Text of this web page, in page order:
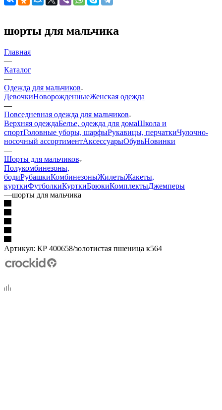
шорты для мальчика
Главная
—
Каталог
—
Одежда для мальчиков
ДевочкиНоворожденныеЖенская одежда
—
Повседневная одежда для мальчиков
Верхняя одеждаБелье, одежда для домаШкола и
спортГоловные уборы, шарфыРукавицы, перчаткиЧулочно-
носочный ассортиментАксессуарыОбувьНовинки
—
Шорты для мальчиков
Полукомбинезоны,
бодиРубашкиКомбинезоныЖилетыЖакеты,
курткиФутболкиКурткиБрюкиКомплектыДжемперы
—шорты для мальчика
Артикул: КР 400658/золотистая пшеница к564